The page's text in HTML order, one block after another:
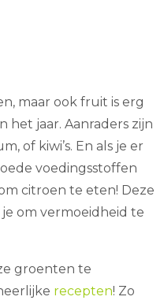
maar ook fruit is erg
het jaar. Aanraders zijn
of kiwi’s. En als je er
voedingsstoffen
citroen te eten! Deze
om vermoeidheid te
groenten te
recepten! Zo